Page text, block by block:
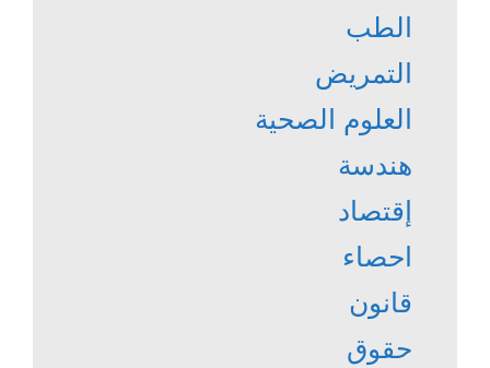
الطب
التمريض
العلوم الصحية
هندسة
إقتصاد
احصاء
قانون
حقوق